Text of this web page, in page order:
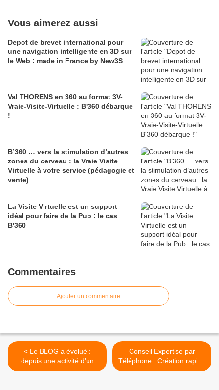
Vous aimerez aussi
Depot de brevet international pour
une navigation intelligente en 3D sur
le Web : made in France by New3S
Val THORENS en 360 au format 3V-
Vraie-Visite-Virtuelle : B'360 débarque
!
B’360 … vers la stimulation d’autres
zones du cerveau : la Vraie Visite
Virtuelle à votre service (pédagogie et
vente)
La Visite Virtuelle est un support
idéal pour faire de la Pub : le cas
B'360
Commentaires
Ajouter un commentaire
< Le BLOG a évolué :
depuis une activité d'un
consommateur engagé à
Conseil Expertise par
Téléphone : Création rapide
de visibilité et position sur